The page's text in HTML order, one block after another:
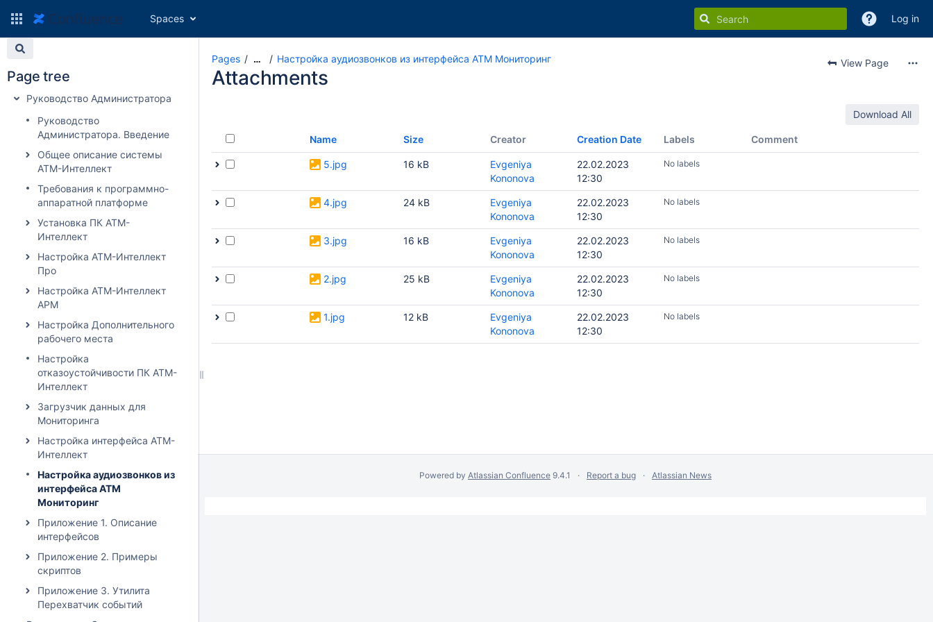
Spaces Log in
Page tree
Руководство Администратора
Руководство
Администратора. Введение
Общее описание системы
АТМ-Интеллект
Требования к программно-
аппаратной платформе
Установка ПК АТМ-
Интеллект
Настройка АТМ-Интеллект
Про
Настройка АТМ-Интеллект
АРМ
Настройка Дополнительного
рабочего места
Настройка
отказоустойчивости ПК АТМ-
Интеллект
Загрузчик данных для
Мониторинга
Настройка интерфейса АТМ-
Интеллект
Настройка аудиозвонков из
интерфейса АТМ
Мониторинг
Приложение 1. Описание
интерфейсов
Приложение 2. Примеры
скриптов
Приложение 3. Утилита
Перехватчик событий
Pages … Настройка аудиозвонков из интерфейса АТМ Мониторинг View Page
Attachments
Download All
Name Size Creator Creation Date Labels Comment
5.jpg 16 kB
Evgeniya
Kononova
22.02.2023
12:30
No labels
4.jpg 24 kB
Evgeniya
Kononova
22.02.2023
12:30
No labels
3.jpg 16 kB
Evgeniya
Kononova
22.02.2023
12:30
No labels
2.jpg 25 kB
Evgeniya
Kononova
22.02.2023
12:30
No labels
1.jpg 12 kB
Evgeniya
Kononova
22.02.2023
12:30
No labels
Powered by Atlassian Confluence 9.4.1 Report a bug Atlassian News